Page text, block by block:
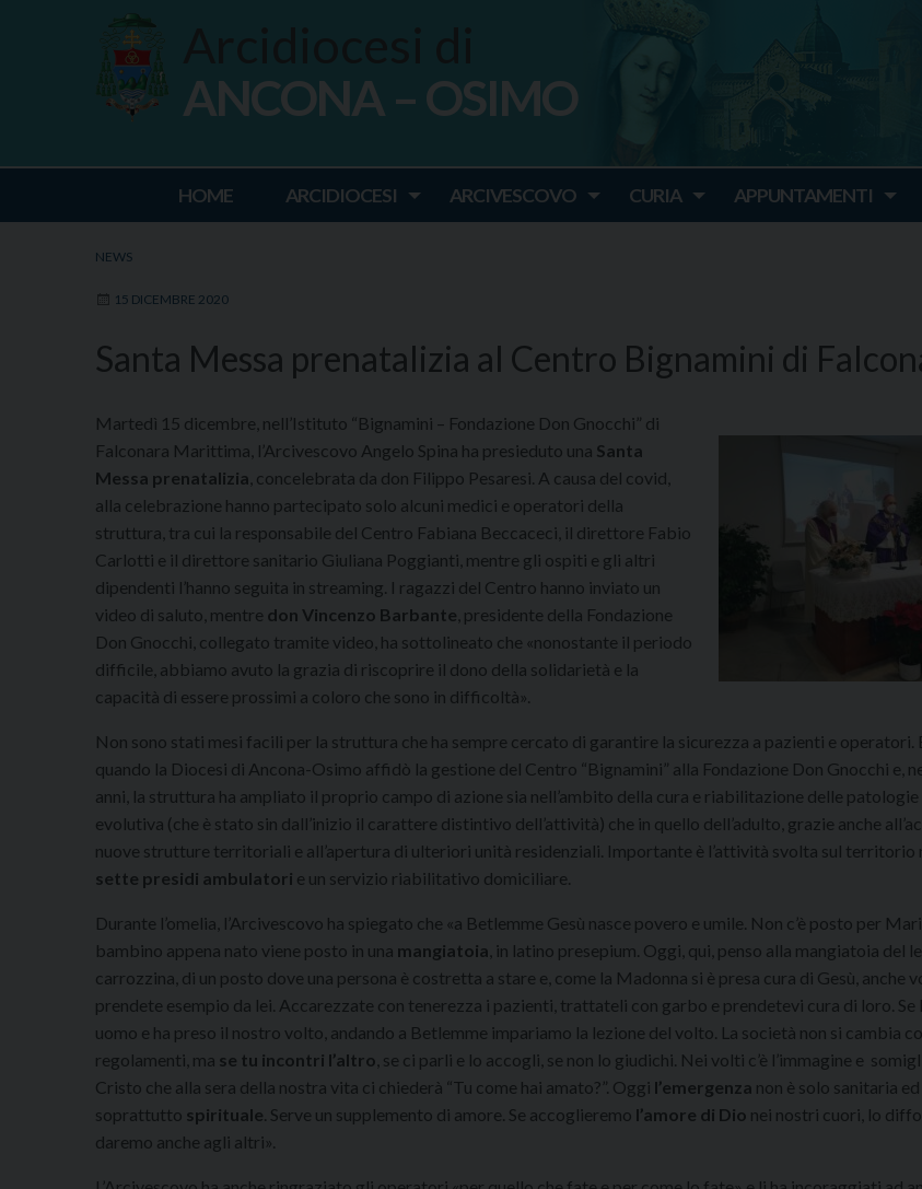
Ancona Osimo
ANCONA – OSIMO
HOME ARCIDIOCESI ARCIVESCOVO CURIA APPUNTAMENTI
NEWS
15 DICEMBRE 2020
Santa Messa prenatalizia al Centro Bignamini di
Martedì 15 dicembre, nell’Istituto “Bignamini – Fondazione Don Gnocchi” di
Falconara Marittima, l’Arcivescovo Angelo Spina ha presieduto una Santa
Messa prenatalizia , concelebrata da don Filippo Pesaresi. A causa del covid,
alla celebrazione hanno partecipato solo alcuni medici e operatori della
struttura, tra cui la responsabile del Centro Fabiana Beccaceci, il direttore Fabio
Carlotti e il direttore sanitario Giuliana Poggianti, mentre gli ospiti e gli altri
dipendenti l’hanno seguita in streaming. I ragazzi del Centro hanno inviato un
video di saluto, mentre don Vincenzo Barbante , presidente della Fondazione
Don Gnocchi, collegato tramite video, ha sottolineato che «nonostante il periodo
difficile, abbiamo avuto la grazia di riscoprire il dono della solidarietà e la
capacità di essere prossimi a coloro che sono in difficoltà».
Non sono stati mesi facili per la struttura che ha sempre cercato di garantire la sicurezza a pazienti e operatori.
quando la Diocesi di Ancona-Osimo affidò la gestione del Centro “Bignamini” alla Fondazione Don Gnocchi e,
anni, la struttura ha ampliato il proprio campo di azione sia nell’ambito della cura e riabilitazione delle patologie
evolutiva (che è stato sin dall’inizio il carattere distintivo dell’attività) che in quello dell’adulto, grazie anche
nuove strutture territoriali e all’apertura di ulteriori unità residenziali. Importante è l’attività svolta sul territorio
sette presidi ambulatori e un servizio riabilitativo domiciliare.
Durante l’omelia, l’Arcivescovo ha spiegato che «a Betlemme Gesù nasce povero e umile. Non c’è posto per
bambino appena nato viene posto in una mangiatoia , in latino presepium. Oggi, qui, penso alla mangiatoia del
carrozzina, di un posto dove una persona è costretta a stare e, come la Madonna si è presa cura di Gesù, anche
prendete esempio da lei. Accarezzate con tenerezza i pazienti, trattateli con garbo e prendetevi cura di loro. Se
uomo e ha preso il nostro volto, andando a Betlemme impariamo la lezione del volto. La società non si cambia
regolamenti, ma se tu incontri l’altro , se ci parli e lo accogli, se non lo giudichi. Nei volti c’è l’immagine e
Cristo che alla sera della nostra vita ci chiederà “Tu come hai amato?”. Oggi l’emergenza non è solo sanitaria
soprattutto spirituale . Serve un supplemento di amore. Se accoglieremo l’amore di Dio nei nostri cuori, lo
daremo anche agli altri».